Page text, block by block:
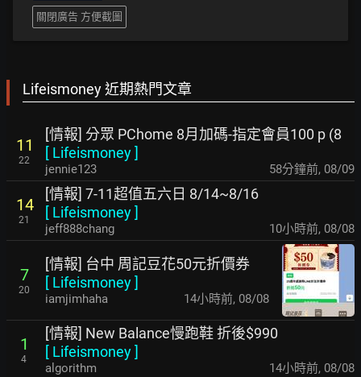
關閉廣告 方便截圖
Lifeismoney 近期熱門文章
11
22
[情報] 分眾 PChome 8月加碼-指定會員100 p (8
[ Lifeismoney]
jennie123 58分鐘前, 08/09
14
21
[情報] 7-11超值五六日 8/14~8/16
[ Lifeismoney]
jeff888chang 10小時前, 08/08
7
20
[情報] 台中 周記豆花50元折價券
[ Lifeismoney]
iamjimhaha 14小時前, 08/08
1
4
[情報] New Balance慢跑鞋 折後$990
[ Lifeismoney]
algorithm 14小時前, 08/08